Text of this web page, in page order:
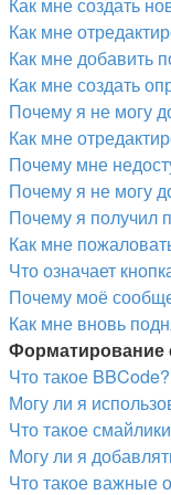
Как мне
Как мне добавить
Как мне создать
Почему я не могу
Как мне
Почему мне
Почему я не могу
Почему я получил
Как мне
Что означает
Почему моё
Как мне вновь
Форматирование
Что такое BBCode?
Могу ли я
Что такое
Могу ли я
Что такое важные